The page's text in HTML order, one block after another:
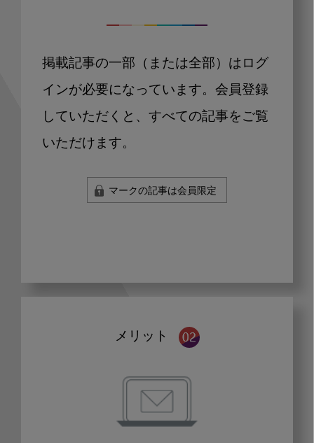
掲載記事の一部（または全部）はログ
インが必要になっています。会員登録
していただくと、すべての記事をご覧
いただけます。
マークの記事は会員限定
メリット